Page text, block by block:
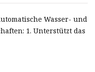
Wasser- und
1. Unterstützt das